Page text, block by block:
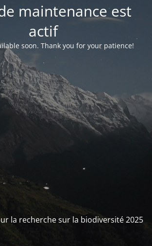
maintenance est
actif
soon. Thank you for your patience!
la recherche sur la biodiversité 2025